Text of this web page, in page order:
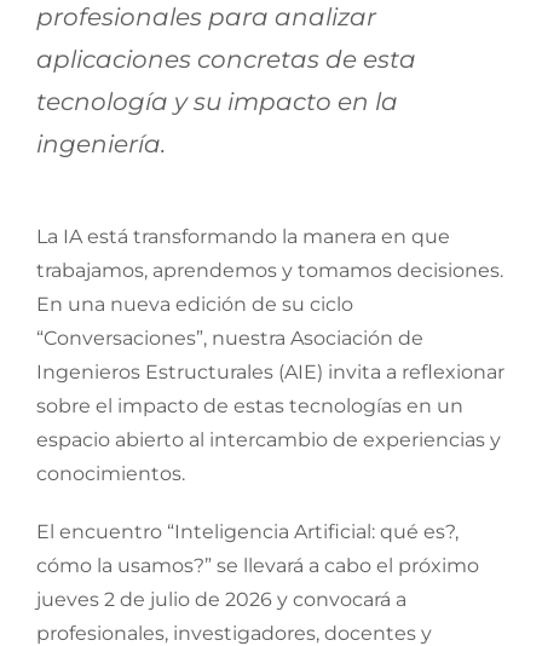
profesionales para analizar
aplicaciones concretas de esta
tecnología y su impacto en la
ingeniería.
La IA está transformando la manera en que
trabajamos, aprendemos y tomamos decisiones.
En una nueva edición de su ciclo
“Conversaciones”, nuestra Asociación de
Ingenieros Estructurales (AIE) invita a reflexionar
sobre el impacto de estas tecnologías en un
espacio abierto al intercambio de experiencias y
conocimientos.
El encuentro “Inteligencia Artificial: qué es?,
cómo la usamos?” se llevará a cabo el próximo
jueves 2 de julio de 2026 y convocará a
profesionales, investigadores, docentes y